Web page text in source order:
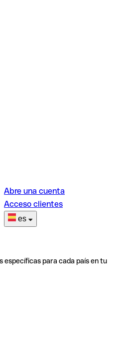
Abre una cuenta
Acceso clientes
es
específicas para cada país en tu